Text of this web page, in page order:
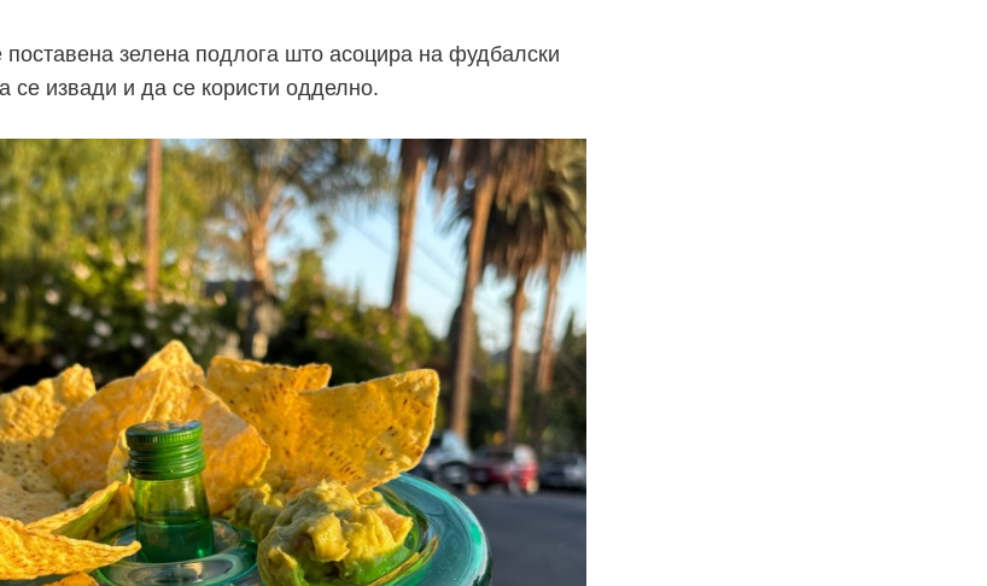
поставена зелена подлога што асоцира на фудбалски
се извади и да се користи одделно.